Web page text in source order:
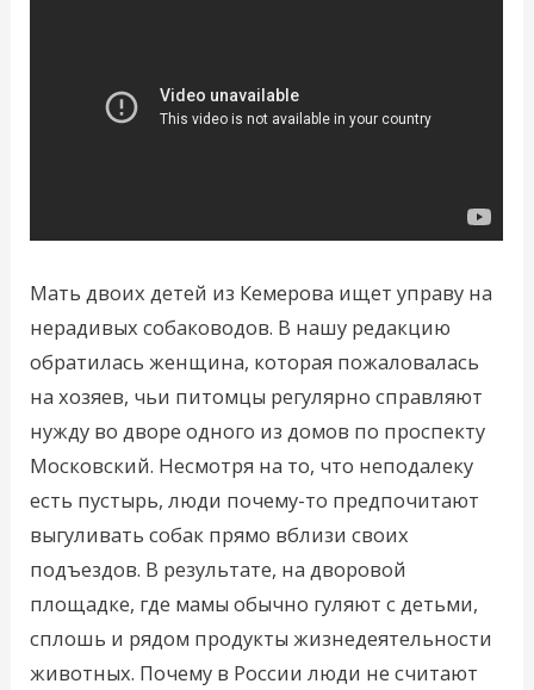
Мать двоих детей из Кемерова ищет управу на
нерадивых собаководов. В нашу редакцию
обратилась женщина, которая пожаловалась
на хозяев, чьи питомцы регулярно справляют
нужду во дворе одного из домов по проспекту
Московский. Несмотря на то, что неподалеку
есть пустырь, люди почему-то предпочитают
выгуливать собак прямо вблизи своих
подъездов. В результате, на дворовой
площадке, где мамы обычно гуляют с детьми,
сплошь и рядом продукты жизнедеятельности
животных. Почему в России люди не считают